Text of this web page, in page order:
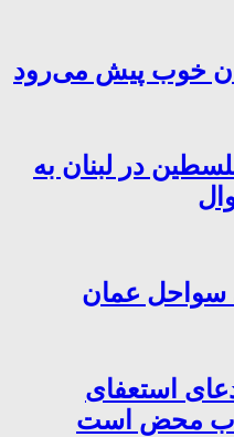
خوب پیش می‌رود
در لبنان به
سواحل عمان
استعفای
محض است